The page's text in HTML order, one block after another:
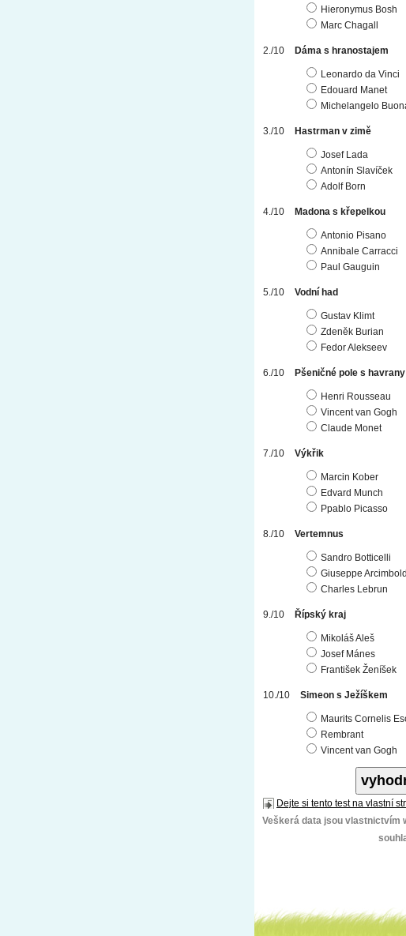
Hieronymus Bosh
Marc Chagall
Dáma s hranostajem
Leonardo da Vinci
Edouard Manet
Michelangelo
Hastrman v zimě
Josef Lada
Antonín Slavíček
Adolf Born
Madona s křepelkou
Antonio Pisano
Annibale Carracci
Paul Gauguin
Vodní had
Gustav Klimt
Zdeněk Burian
Fedor Alekseev
Pšeničné pole s havrany
Henri Rousseau
Vincent van Gogh
Claude Monet
Výkřik
Marcin Kober
Edvard Munch
Ppablo Picasso
Vertemnus
Sandro Botticelli
Giuseppe
Charles Lebrun
Řípský kraj
Mikoláš Aleš
Josef Mánes
František Ženíšek
Simeon s Ježíškem
Maurits Cornelis
Rembrant
Vincent van Gogh
Dejte si tento test na vlastní
Veškerá data jsou vlastnictvím